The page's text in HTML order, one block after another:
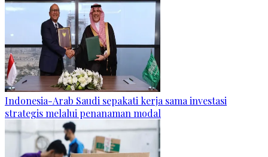
Indonesia-Arab Saudi sepakati kerja sama investasi
strategis melalui penanaman modal